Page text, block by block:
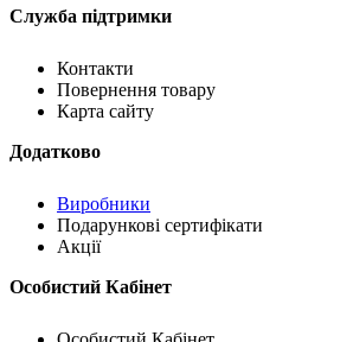
Служба підтримки
Контакти
Повернення товару
Карта сайту
Додатково
Виробники
Подарункові сертифікати
Акції
Особистий Кабінет